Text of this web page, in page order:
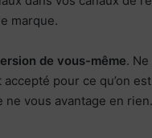
marque.
de vous-même.
pour ce qu’on
ne vous avantage en